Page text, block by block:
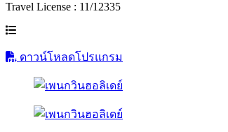
Travel License : 11/12335
ดาวน์โหลดโปรแกรม